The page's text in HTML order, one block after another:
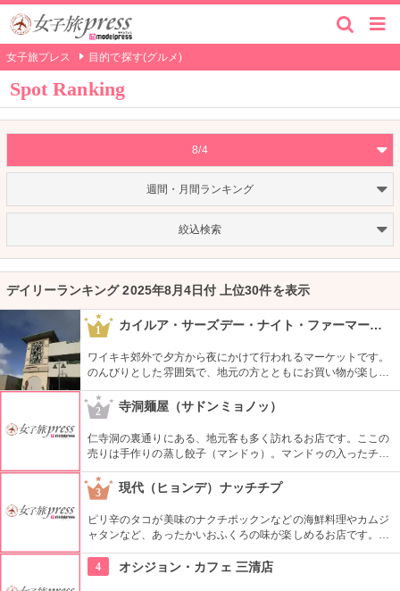
女子旅プレス 目的で探す(グルメ)
Spot Ranking
8/4
週間・月間ランキング
絞込検索
デイリーランキング 2025年8月4日付 上位30件を表示
1 カイルア・サーズデー・ナイト・ファーマーズ・マーケット
ワイキキ郊外で夕方から夜にかけて行われるマーケットです。
のんびりとした雰囲気で、地元の方とともにお買い物が楽しめ
ます。オーガニック野菜やフルーツ、焼きたてのパンなど、ハ
ワイ産のおいしいグルメが勢ぞろい。ちょうど、早めのディナ
ーに利用できそうですね。
2 寺洞麺屋（サドンミョノッ）
仁寺洞の裏通りにある、地元客も多く訪れるお店です。ここの
売りは手作りの蒸し餃子（マンドゥ）。マンドゥの入ったチョ
ンゴル（鍋）も人気です。ほかにも、海鮮チヂミやスンドゥブ
など、定番の韓国料理がそろっています。
3 現代（ヒョンデ）ナッチチプ
ピリ辛のタコが美味のナクチポックンなどの海鮮料理やカムジ
ャタンなど、あったかいおふくろの味が楽しめるお店です。お
ばあちゃん秘伝のソースがおいしさの秘密で、お料理と一緒に
ご飯も止まらなくなってしまいそうです。
4 オシジョン・カフェ 三清店